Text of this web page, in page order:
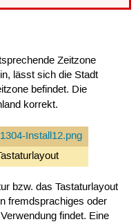
Zeitzone
lässt sich die Stadt
befindet. Die
korrekt.
bzw. das Tastaturlayout
fremdsprachiges oder
findet. Eine